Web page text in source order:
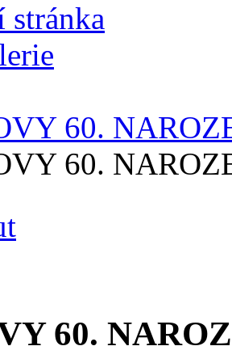
60.
60.
60.